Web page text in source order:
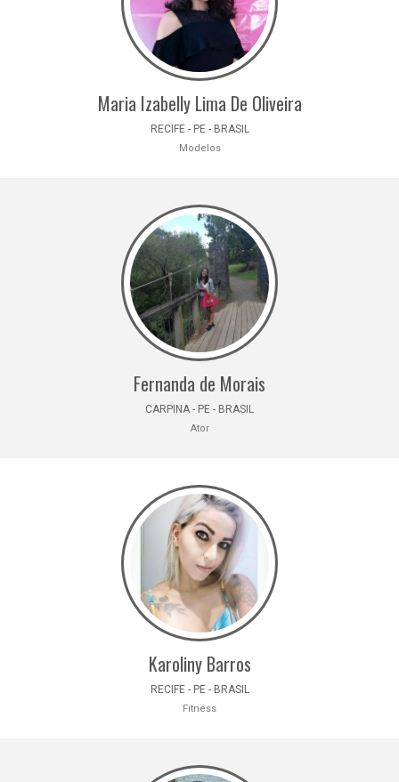
Maria Izabelly Lima De Oliveira
RECIFE - PE - BRASIL
Modelos
Fernanda de Morais
CARPINA - PE - BRASIL
Ator
Karoliny Barros
RECIFE - PE - BRASIL
Fitness